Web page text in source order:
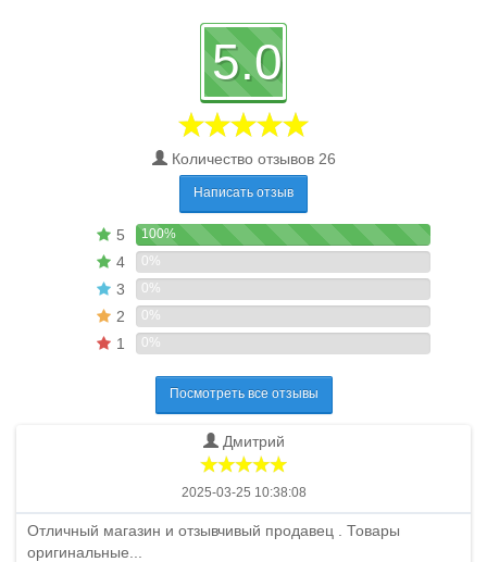
5.0
Количество отзывов 26
Написать отзыв
5 100%
4 0%
3 0%
2 0%
1 0%
Посмотреть все отзывы
Дмитрий
2025-03-25 10:38:08
Отличный магазин и отзывчивый продавец . Товары
оригинальные...